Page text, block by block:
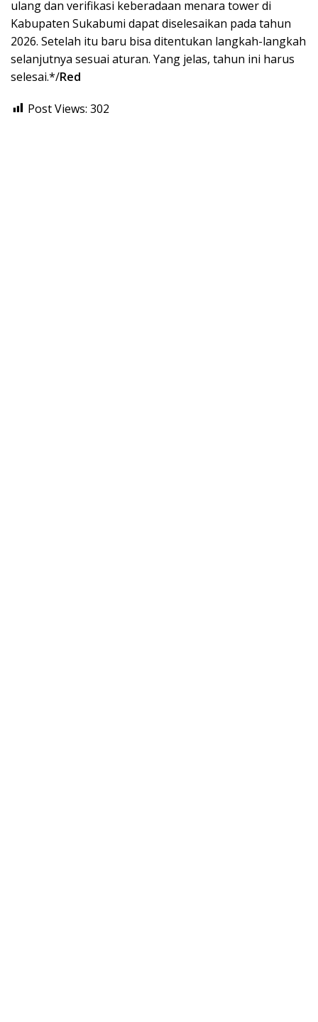
ulang dan verifikasi keberadaan menara tower di
Kabupaten Sukabumi dapat diselesaikan pada tahun
2026. Setelah itu baru bisa ditentukan langkah-langkah
selanjutnya sesuai aturan. Yang jelas, tahun ini harus
selesai.*/Red
Post Views: 302